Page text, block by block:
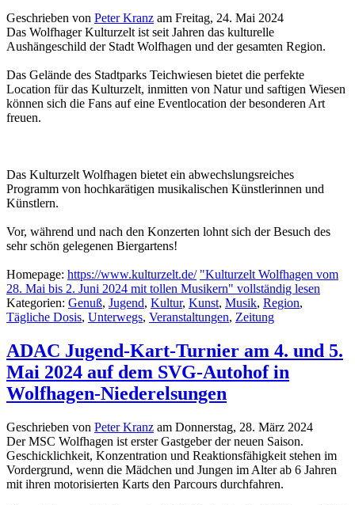
Geschrieben von Peter Kranz am Freitag, 24. Mai 2024
Das Wolfhager Kulturzelt ist seit Jahren das kulturelle
Aushängeschild der Stadt Wolfhagen und der gesamten Region.
Das Gelände des Stadtparks Teichwiesen bietet die perfekte
Location für das Kulturzelt, inmitten von Natur und saftigen Wiesen
können sich die Fans auf eine Eventlocation der besonderen Art
freuen.
Das Kulturzelt Wolfhagen bietet ein abwechslungsreiches
Programm von hochkarätigen musikalischen Künstlerinnen und
Künstlern.
Vor, während und nach den Konzerten lohnt sich der Besuch des
sehr schön gelegenen Biergartens!
Homepage: https://www.kulturzelt.de/ "Kulturzelt Wolfhagen vom
28. Mai bis 2. Juni 2024 mit tollen Musikern" vollständig lesen
Kategorien: Genuß, Jugend, Kultur, Kunst, Musik, Region,
Tägliche Dosis, Unterwegs, Veranstaltungen, Zeitung
ADAC Jugend-Kart-Turnier am 4. und 5.
Mai 2024 auf dem SVG-Autohof in
Wolfhagen-Niederelsungen
Geschrieben von Peter Kranz am Donnerstag, 28. März 2024
Der MSC Wolfhagen ist erster Gastgeber der neuen Saison.
Geschicklichkeit, Konzentration und Reaktionsfähigkeit stehen im
Vordergrund, wenn die Mädchen und Jungen im Alter ab 6 Jahren
mit ihren motorisierten Karts den Parcours durchfahren.